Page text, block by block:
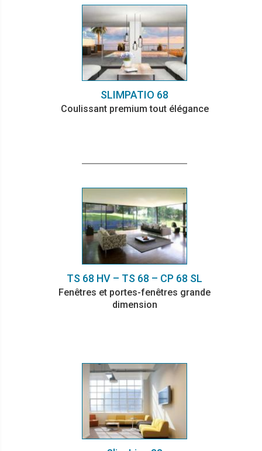
SLIMPATIO 68
Coulissant premium tout élégance
TS 68 HV – TS 68 – CP 68 SL
Fenêtres et portes-fenêtres grande
dimension